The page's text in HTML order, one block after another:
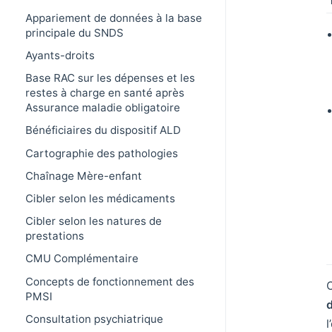
Appariement de données à la base
principale du SNDS
Ayants-droits
Base RAC sur les dépenses et les
restes à charge en santé après
Assurance maladie obligatoire
Bénéficiaires du dispositif ALD
Cartographie des pathologies
Chaînage Mère-enfant
Cibler selon les médicaments
Cibler selon les natures de
prestations
CMU Complémentaire
Concepts de fonctionnement des
PMSI
Consultation psychiatrique